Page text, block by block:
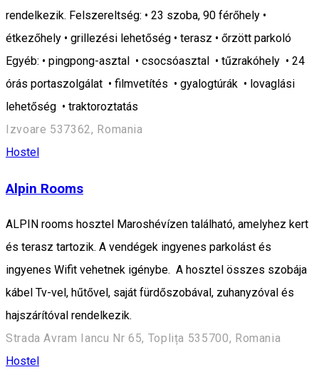
rendelkezik. Felszereltség: • 23 szoba, 90 férőhely •
étkezőhely • grillezési lehetőség • terasz • őrzött parkoló
Egyéb: • pingpong-asztal • csocsóasztal • tűzrakóhely • 24
órás portaszolgálat • filmvetítés • gyalogtúrák • lovaglási
lehetőség • traktoroztatás
Izvoare 537362, Romania
Hostel
Alpin Rooms
ALPIN rooms hosztel Maroshévízen található, amelyhez kert
és terasz tartozik. A vendégek ingyenes parkolást és
ingyenes Wifit vehetnek igénybe. A hosztel összes szobája
kábel Tv-vel, hűtővel, saját fürdőszobával, zuhanyzóval és
hajszárítóval rendelkezik.
Strada Avram Iancu Nr 65, Toplița 535700, Romania
Hostel